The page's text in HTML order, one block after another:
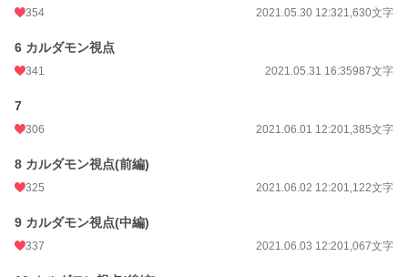
恋愛
お気に入り 2,104
24h.ポイント
文字数
更新日時
初回公開日時 2021.05.27 12:00
週間ポイント 4,462 pt (2,305 位)
354 2021.05.30 12:321,630文字
6 カルダモン視点
341 2021.05.31 16:35987文字
7
306 2021.06.01 12:201,385文字
8 カルダモン視点(前編)
325 2021.06.02 12:201,122文字
9 カルダモン視点(中編)
337 2021.06.03 12:201,067文字